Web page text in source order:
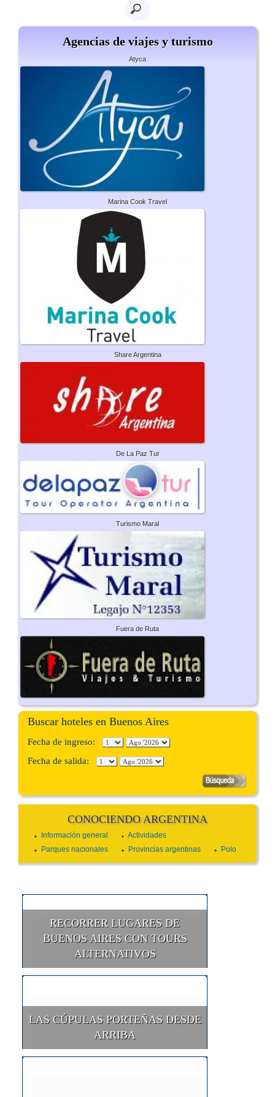
Agencias de viajes y turismo
Atyca
Marina Cook Travel
Share Argentina
De La Paz Tur
Turismo Maral
Fuera de Ruta
Buscar hoteles en Buenos Aires
Fecha de ingreso:
Fecha de salida:
CONOCIENDO ARGENTINA
Información general
Actividades
Parques nacionales
Provincias argentinas Polo
RECORRER LUGARES DE
BUENOS AIRES CON TOURS
ALTERNATIVOS
LAS CÚPULAS PORTEÑAS DESDE
ARRIBA